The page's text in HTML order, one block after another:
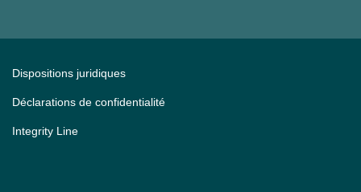
Dispositions juridiques
Déclarations de confidentialité
Integrity Line